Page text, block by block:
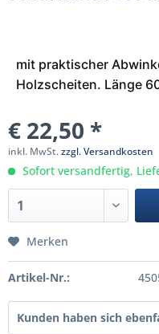
mit praktischer
Holzscheiten. Länge
€ 22,50 *
inkl. MwSt.zzgl. Versandkosten
Sofort versandfertig,
Merken
Artikel-Nr.:
Kunden haben sich